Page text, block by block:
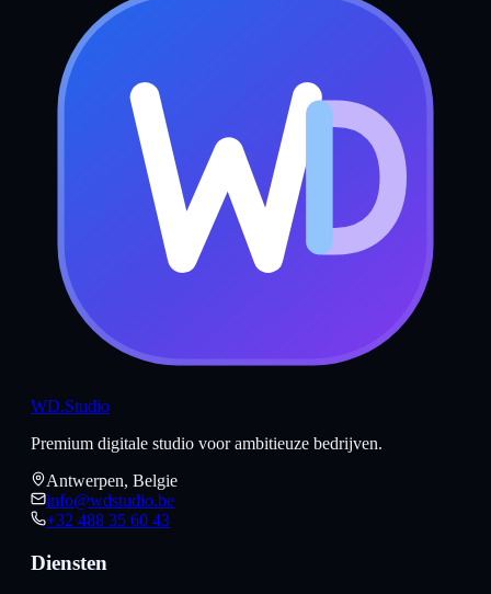
WD.Studio
Premium digitale studio voor ambitieuze bedrijven.
Antwerpen, Belgie
info@wdstudio.be
+32 488 35 60 43
Diensten